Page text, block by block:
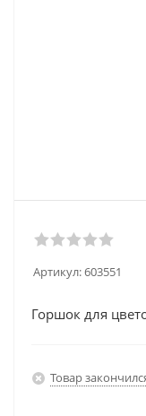
Артикул:603551
Горшок для
Товар